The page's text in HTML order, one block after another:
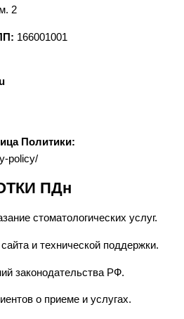
2
166001001
Политики:
policy/
ПДн
стоматологических услуг.
и технической поддержки.
законодательства РФ.
о приеме и услугах.